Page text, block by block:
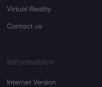
Virtual Reality
Contact us
Information
Internet Version